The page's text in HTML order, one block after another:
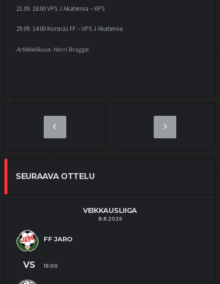
21.09. 18:00 VPS J Akatemia – KPS
29.09. 14:00 Korsnäs FF – VPS J Akatemia
Artikkelikuva: Harri Bragge.
SEURAAVA OTTELU
VEIKKAUSLIIGA
8.8.2026
FF JARO
VS 19:00